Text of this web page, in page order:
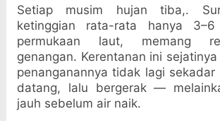
Setiap musim hujan tiba,.
ketinggian rata-rata hanya
permukaan laut, memang
genangan. Kerentanan ini
penanganannya tidak lagi
datang, lalu bergerak —
jauh sebelum air naik.